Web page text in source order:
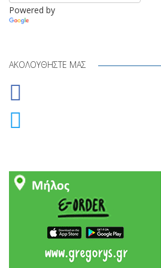
Powered by
ΑΚΟΛΟΥΘΉΣΤΕ ΜΑΣ